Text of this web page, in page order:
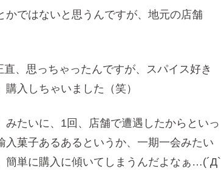
ではないと思うんですが、地元の店舗
、思っちゃったんですが、スパイス好き
入しちゃいました（笑）
たいに、1回、店舗で遭遇したからといっ
菓子あるあるというか、一期一会みたい
簡単に購入に傾いてしまうんだよなぁ…(´Д`